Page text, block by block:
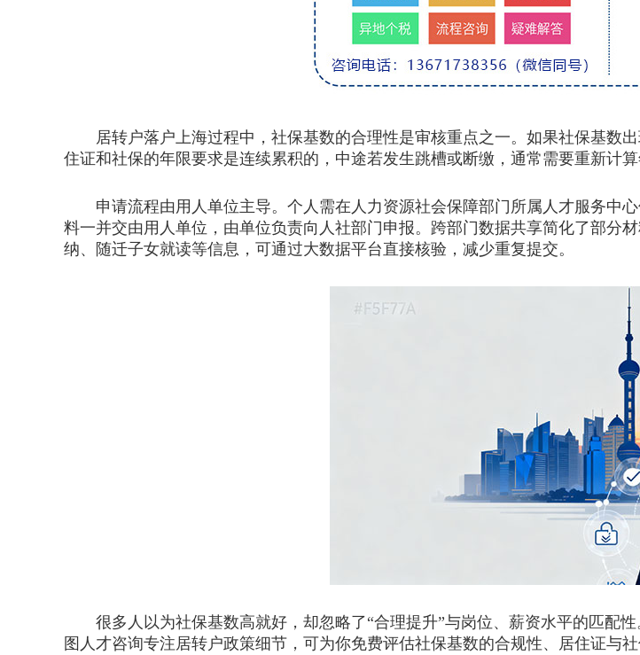
居转户落户上海过程中，社保基数的合理性是审核重点之一。如果社保基数
住证和社保的年限要求是连续累积的，中途若发生跳槽或断缴，通常需要重新计算
申请流程由用人单位主导。个人需在人力资源社会保障部门所属人才服务中
料一并交由用人单位，由单位负责向人社部门申报。跨部门数据共享简化了部分
纳、随迁子女就读等信息，可通过大数据平台直接核验，减少重复提交。
很多人以为社保基数高就好，却忽略了“合理提升”与岗位、薪资水平的匹配
图人才咨询专注居转户政策细节，可为你免费评估社保基数的合规性、居住证与